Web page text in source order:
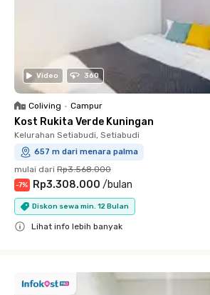
Video 360
Coliving • Campur
Kost Rukita Verde Kuningan
Kelurahan Setiabudi, Setiabudi
657 m dari menara palma
mulai dari Rp3.568.000
-7% Rp3.308.000 /bulan
Diskon sewa min. 12 Bulan
Lihat info lebih banyak